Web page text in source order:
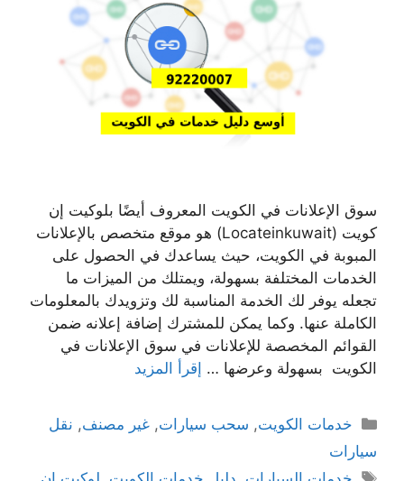
سوق الإعلانات في الكويت المعروف أيضًا بلوكيت إن
كويت (Locateinkuwait) هو موقع متخصص بالإعلانات
المبوبة في الكويت، حيث يساعدك في الحصول على
الخدمات المختلفة بسهولة، ويمتلك من الميزات ما
تجعله يوفر لك الخدمة المناسبة لك وتزويدك بالمعلومات
الكاملة عنها. وكما يمكن للمشترك إضافة إعلانه ضمن
القوائم المخصصة للإعلانات في سوق الإعلانات في
الكويت بسهولة وعرضها … إقرأ المزيد
التصنيفات
خدمات الكويت, سحب سيارات,غير مصنف, نقل
سيارات
الوسوم